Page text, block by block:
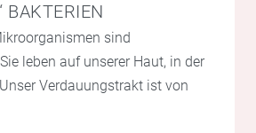
BAKTERIEN
sind
leben auf unserer Haut, in der
Verdauungstrakt ist von